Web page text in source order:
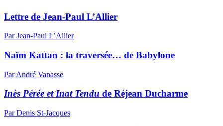
Lettre de Jean-Paul L’Allier
Par Jean-Paul L’Allier
Naïm Kattan : la traversée… de Babylone
Par André Vanasse
Inès Pérée et Inat Tendu de Réjean Ducharme
Par Denis St-Jacques